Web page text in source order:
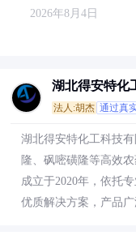
2026年8月4日
湖北得安特化
法人:胡杰 通过真
湖北得安特化工科技
隆、砜嘧磺隆等高效
成立于2020年，依托
优质解决方案，产品广